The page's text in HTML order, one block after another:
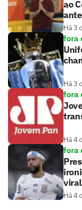
ao
Há 3
fora
Há 3
fora
Há 4
fora
Há 4